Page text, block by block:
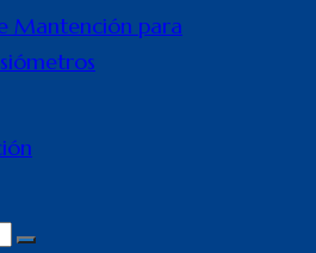
Mantención para